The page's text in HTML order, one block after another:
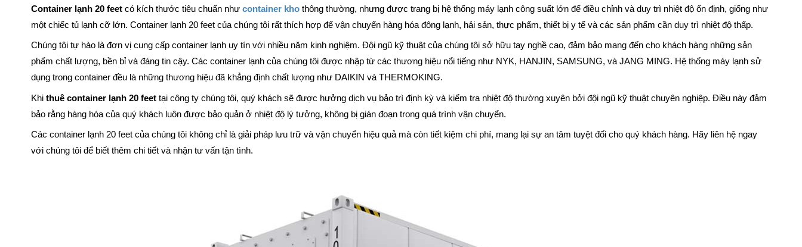
Container lạnh 20 feet có kích thước tiêu chuẩn như container kho thông thường, nhưng được trang bị hệ thống máy lạnh công suất lớn để điều chỉnh và duy trì nhiệt độ ổn định, giống như
một chiếc tủ lạnh cỡ lớn. Container lạnh 20 feet của chúng tôi rất thích hợp để vận chuyển hàng hóa đông lạnh, hải sản, thực phẩm, thiết bị y tế và các sản phẩm cần duy trì nhiệt độ thấp.
Chúng tôi tự hào là đơn vị cung cấp container lạnh uy tín với nhiều năm kinh nghiệm. Đội ngũ kỹ thuật của chúng tôi sở hữu tay nghề cao, đảm bảo mang đến cho khách hàng những sản
phẩm chất lượng, bền bỉ và đáng tin cậy. Các container lạnh của chúng tôi được nhập từ các thương hiệu nổi tiếng như NYK, HANJIN, SAMSUNG, và JANG MING. Hệ thống máy lạnh sử
dụng trong container đều là những thương hiệu đã khẳng định chất lượng như DAIKIN và THERMOKING.
Khi thuê container lạnh 20 feet tại công ty chúng tôi, quý khách sẽ được hưởng dịch vụ bảo trì định kỳ và kiểm tra nhiệt độ thường xuyên bởi đội ngũ kỹ thuật chuyên nghiệp. Điều này đảm
bảo rằng hàng hóa của quý khách luôn được bảo quản ở nhiệt độ lý tưởng, không bị gián đoạn trong quá trình vận chuyển.
Các container lạnh 20 feet của chúng tôi không chỉ là giải pháp lưu trữ và vận chuyển hiệu quả mà còn tiết kiệm chi phí, mang lại sự an tâm tuyệt đối cho quý khách hàng. Hãy liên hệ ngay
với chúng tôi để biết thêm chi tiết và nhận tư vấn tận tình.